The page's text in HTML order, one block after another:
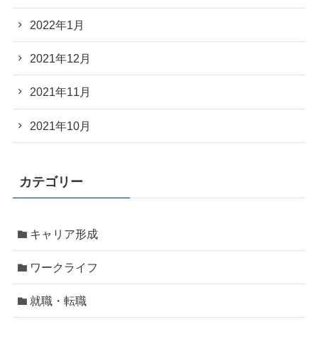
2022年1月
2021年12月
2021年11月
2021年10月
カテゴリー
キャリア形成
ワークライフ
就職・転職